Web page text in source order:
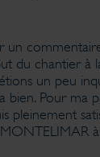
un
du chantier à
un peu
Pour ma
pleinement
à